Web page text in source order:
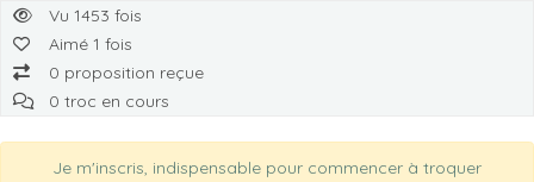
Vu 1453 fois
Aimé 1 fois
0 proposition reçue
0 troc en cours
Je m'inscris, indispensable pour commencer à troquer